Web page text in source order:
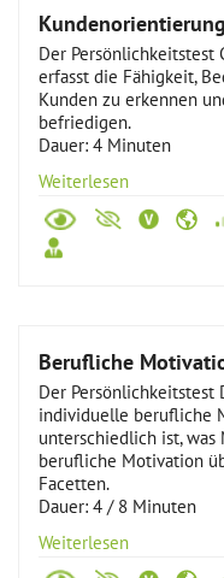
Der Persönlichkeitstest
erfasst die Fähigkeit,
Kunden zu erkennen
befriedigen.
Dauer: 4 Minuten
Weiterlesen
Berufliche
Der Persönlichkeitstest
individuelle berufliche
unterschiedlich ist, was
berufliche Motivation
Facetten.
Dauer: 4 / 8 Minuten
Weiterlesen